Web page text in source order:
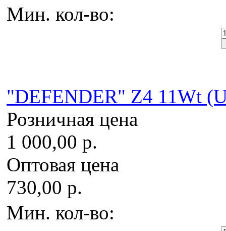
Мин. кол-во:
"DEFENDER" Z4 11Wt
Розничная цена
1 000,00 р.
Оптовая цена
730,00 р.
Мин. кол-во: